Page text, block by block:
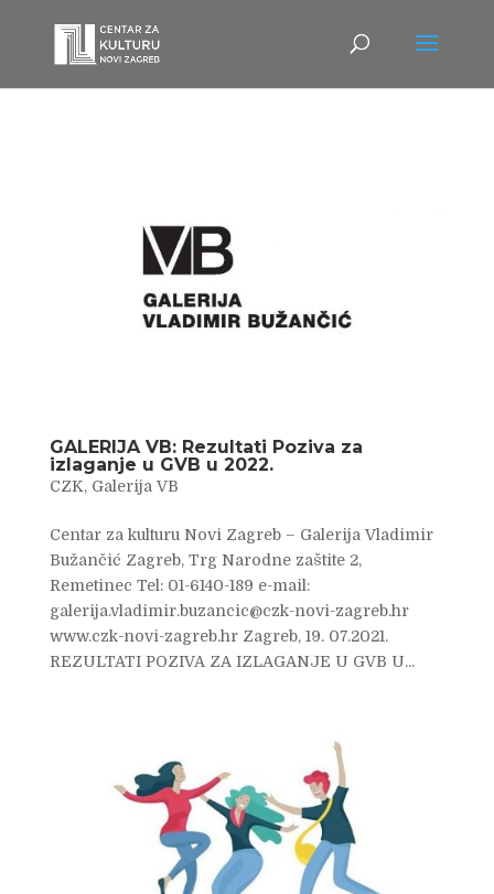
GALERIJA VB: Rezultati Poziva za
izlaganje u GVB u 2022.
CZK, Galerija VB
Centar za kulturu Novi Zagreb – Galerija Vladimir
Bužančić Zagreb, Trg Narodne zaštite 2,
Remetinec Tel: 01-6140-189 e-mail:
galerija.vladimir.buzancic@czk-novi-zagreb.hr
www.czk-novi-zagreb.hr Zagreb, 19. 07.2021.
REZULTATI POZIVA ZA IZLAGANJE U GVB U...